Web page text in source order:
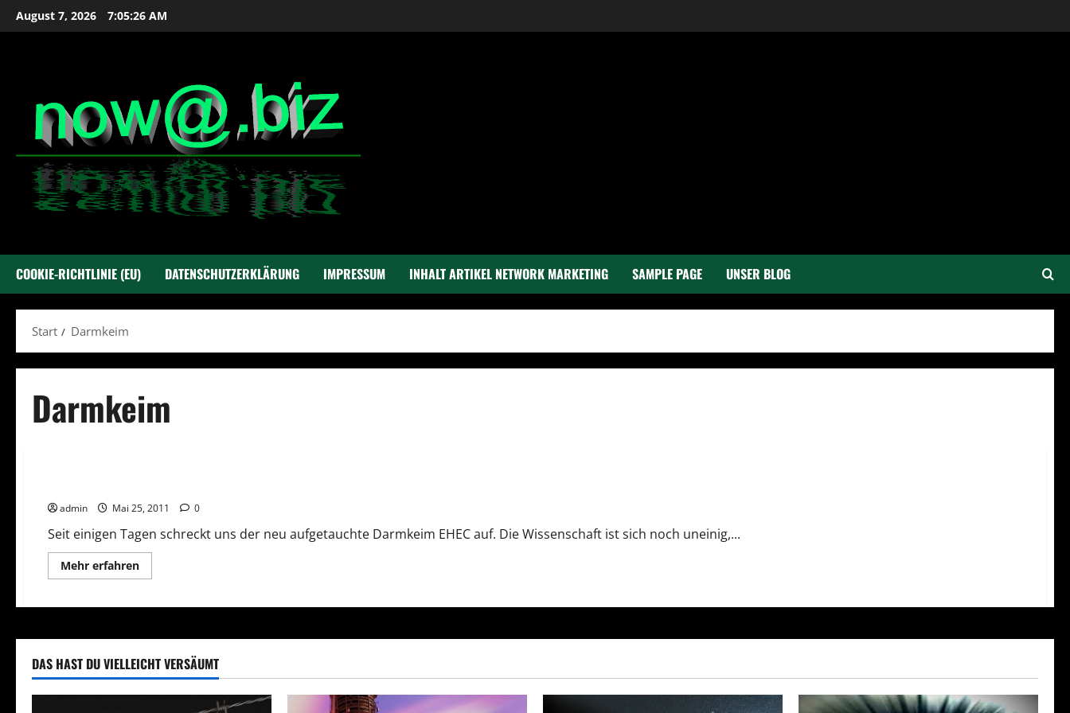
Zum
Inhalt
August 7, 2026 7:05:26 AM
COOKIE-RICHTLINIE (EU) DATENSCHUTZERKLÄRUNG IMPRESSUM INHALT ARTIKEL NETWORK MARKETING SAMPLE PAGE UNSER BLOG
Start Darmkeim
Darmkeim
admin Mai 25, 2011 0
Seit einigen Tagen schreckt uns der neu aufgetauchte Darmkeim EHEC auf. Die Wissenschaft ist sich noch uneinig,...
Mehr erfahrenMehr
Informationen
gegen
DAS HAST DU VIELLEICHT VERSÄUMT